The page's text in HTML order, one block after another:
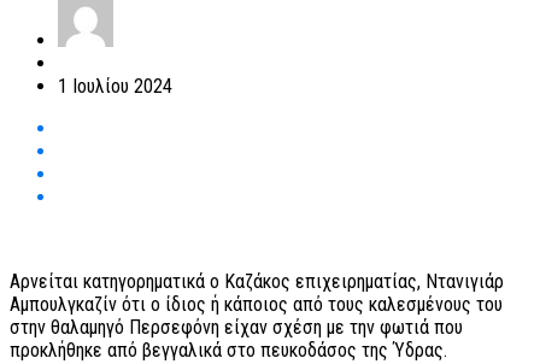
1 Ιουλίου 2024
Αρνείται κατηγορηματικά ο Καζάκος επιχειρηματίας, Ντανιγιάρ
Αμπουλγκαζίν ότι ο ίδιος ή κάποιος από τους καλεσμένους του
στην θαλαμηγό Περσεφόνη είχαν σχέση με την φωτιά που
προκλήθηκε από βεγγαλικά στο πευκοδάσος της Ύδρας.